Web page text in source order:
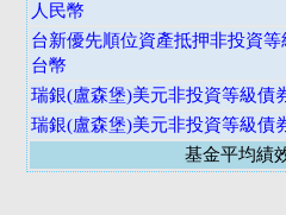
人民幣
台新優先順位資產抵押非投資
台幣
瑞銀(盧森堡)美元非投資等級債
瑞銀(盧森堡)美元非投資等級債
基金平均績